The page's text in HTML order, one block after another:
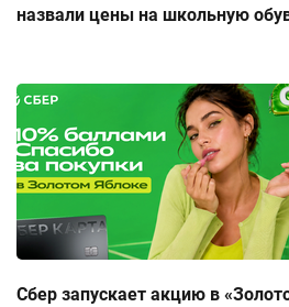
назвали цены на школьную
Сбер запускает акцию в